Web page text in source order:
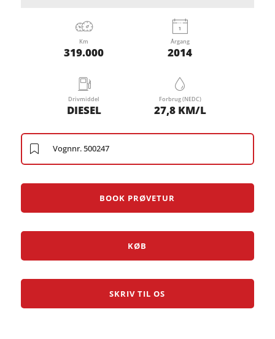
Km
319.000
Årgang
2014
Drivmiddel
DIESEL
Forbrug (NEDC)
27,8 KM/L
Vognnr. 500247
BOOK PRØVETUR
KØB
SKRIV TIL OS